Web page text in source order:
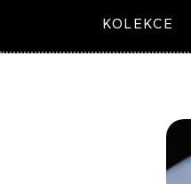
KOLEKCE